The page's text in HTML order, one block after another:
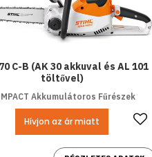
C-B (AK 30 akkuval és AL 101
töltővel)
Akkumulátoros Fűrészek
Hívjon az ár miatt